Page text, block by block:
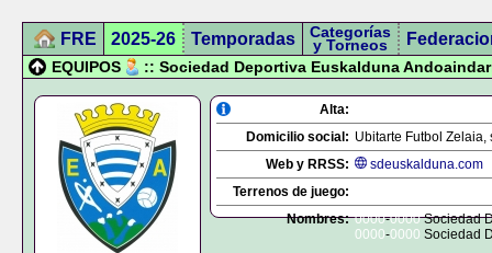
FRE 2025-26 Temporadas Categorías
y Torneos
EQUIPOS :: Sociedad Deportiva Euskalduna
Alta:
Domicilio social: Ubitarte Futbol
Web y RRSS:
sdeuskalduna.com
Terrenos de juego:
Nombres: 0000-0000Sociedad
0000-0000 Sociedad